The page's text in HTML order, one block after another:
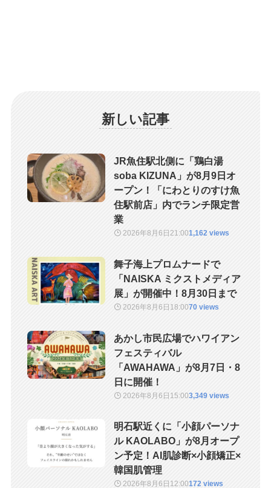
新しい記事
JR魚住駅北側に「鶏白湯
soba KIZUNA」が8月9日オ
ープン！「にわとりのすけ魚
住駅前店」内でランチ限定営
業
2026年8月6日 21:001,162 views
舞子海上プロムナードで
「NAISKA ミクストメディア
展」が開催中！8月30日まで
2026年8月6日 18:0070 views
あかし市民広場でハワイアン
フェスティバル
「AWAHAWA」が8月7日・8
日に開催！
2026年8月6日 15:003,349 views
明石駅近くに「小顔パーソナ
ル KAOLABO」が8月オープ
ン予定！AI肌診断×小顔矯正×
韓国肌管理
2026年8月6日 12:00172 views